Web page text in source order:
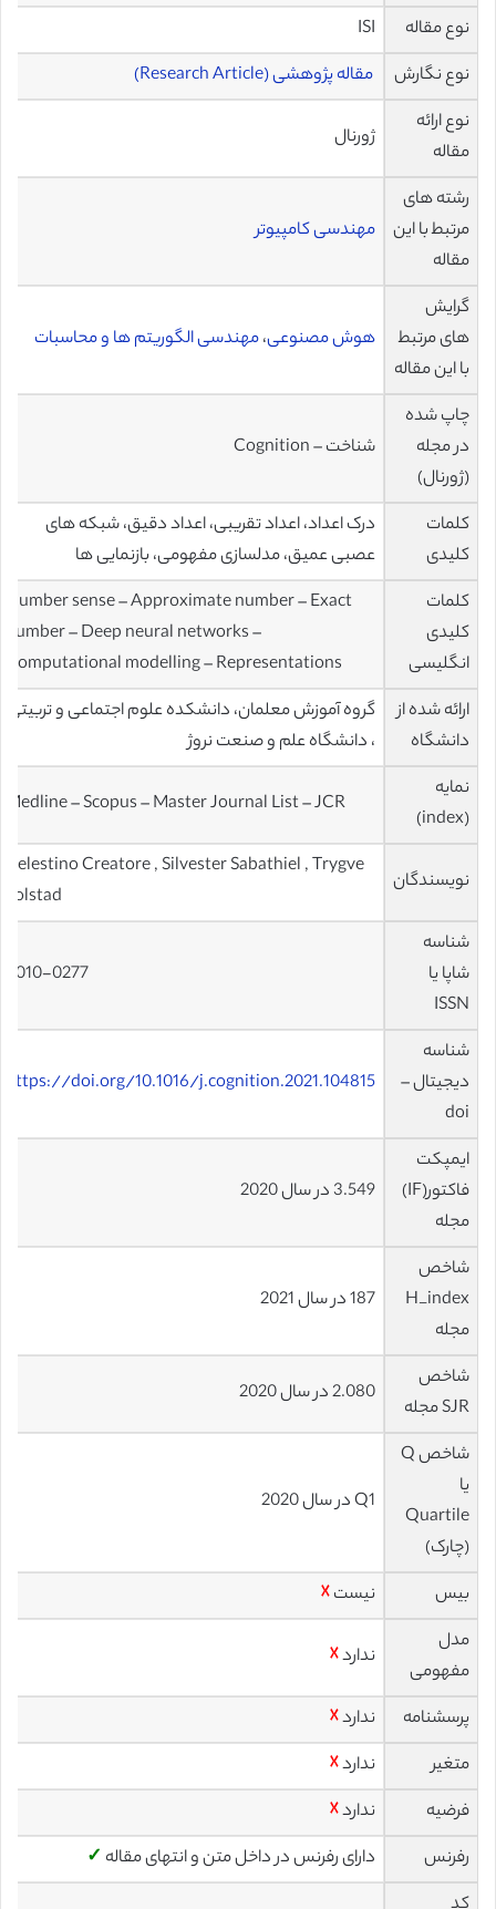
نوع مقاله
ISI
نوع نگارش
مقاله پژوهشی (Research Article)
نوع ارائه
مقاله
ژورنال
رشته های
مرتبط با این
مقاله
مهندسی کامپیوتر
گرایش
های مرتبط
با این مقاله
هوش مصنوعی،مهندسی الگوریتم ها و محاسبات
چاپ شده
در مجله
(ژورنال)
شناخت – Cognition
کلمات
کلیدی
درک اعداد، اعداد تقریبی، اعداد دقیق، شبکه های
عصبی عمیق، مدلسازی مفهومی، بازنمایی ها
کلمات
کلیدی
انگلیسی
Number sense – Approximate number – Exact
number – Deep neural networks –
Computational modelling – Representations
ارائه شده از
دانشگاه
گروه آموزش معلمان، دانشکده علوم اجتماعی و تربیتی
، دانشگاه علم و صنعت نروژ
نمایه
(index)
Medline – Scopus – Master Journal List – JCR
نویسندگان
Celestino Creatore , Silvester Sabathiel , Trygve
Solstad
شناسه
شاپا یا
ISSN
0010-0277
شناسه
دیجیتال –
doi
https://doi.org/10.1016/j.cognition.2021.104815
ایمپکت
فاکتور(IF)
مجله
3.549 در سال 2020
شاخص
H_index
مجله
187 در سال 2021
شاخص
SJR مجله
2.080 در سال 2020
شاخص Q
یا
Quartile
(چارک)
Q1 در سال 2020
بیس نیست☓
مدل
مفهومی
ندارد☓
پرسشنامه ندارد☓
متغیر
ندارد☓
فرضیه
ندارد☓
رفرنس
دارای رفرنس در داخل متن و انتهای مقاله ✓